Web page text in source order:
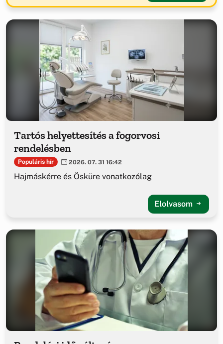
Tartós helyettesítés a fogorvosi
rendelésben
Populáris hír 2026. 07. 31 16:42
Hajmáskérre és Ösküre vonatkozólag
Elolvasom